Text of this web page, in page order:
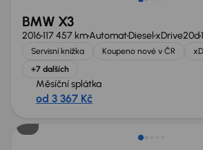
BMW X3
2016117 457 kmAutomatDiesel xDrive20d
Servisní knížka Koupeno nové v ČR
+7 dalších
Měsíční splátka
od 3 367 Kč
Zlevněno o 40 000 Kč